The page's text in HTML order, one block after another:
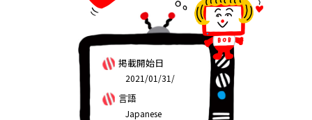
掲載開始日
2021/01/31/
言語
Japanese